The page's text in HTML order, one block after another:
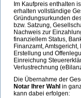
Im Kaufpreis enthalten
erhalten vollständige
Gründungsurkunden
bzw. Satzung,
Nachweis zur
finanziellem Status,
Finanzamt,
Erstellung und
Einreichung
Verlustrechnung
Die Übernahme der
Notar Ihrer Wahl in
kann dabei erfolgen: